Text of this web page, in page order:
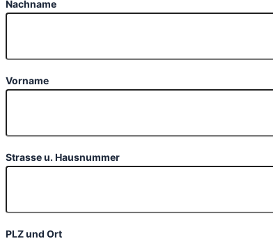
Nachname
Vorname
Strasse u. Hausnummer
PLZ und Ort